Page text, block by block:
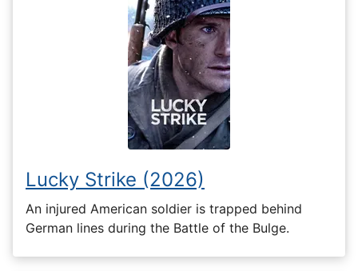
Lucky Strike (2026)
An injured American soldier is trapped behind
German lines during the Battle of the Bulge.